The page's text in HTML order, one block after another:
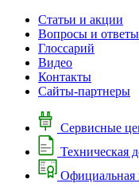
Cтатьи и акции
Вопросы и ответы
Глоссарий
Видео
Контакты
Сайты-партнеры
Сервисные
Техническая
Официальная